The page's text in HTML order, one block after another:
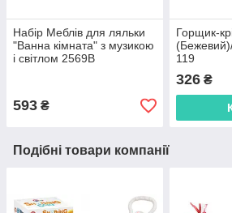
Набір Меблів для ляльки
"Ванна кімната" з музикою
і світлом 2569B
593 ₴
Горщик-
119
326₴
Подібні товари компанії